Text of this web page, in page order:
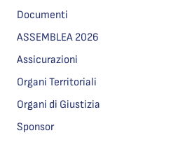
Documenti
ASSEMBLEA 2026
Assicurazioni
Organi Territoriali
Organi di Giustizia
Sponsor